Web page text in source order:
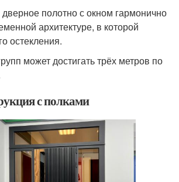
полотно с окном гармонично
архитектуре, в которой
остекления.
может достигать трёх метров по
с полками